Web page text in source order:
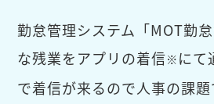
勤怠管理システム「MOT勤
な残業をアプリの着信※にて
で着信が来るので人事の課